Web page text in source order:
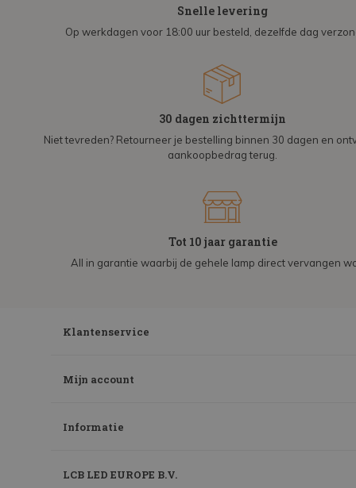
Snelle levering
Op werkdagen voor 18:00 uur besteld, dezelfde dag
30 dagen zichttermijn
Niet tevreden? Retourneer je bestelling binnen 30 dagen en
aankoopbedrag terug.
Tot 10 jaar garantie
All in garantie waarbij de gehele lamp direct vervangen
Klantenservice
Mijn account
Informatie
LCB LED EUROPE B.V.